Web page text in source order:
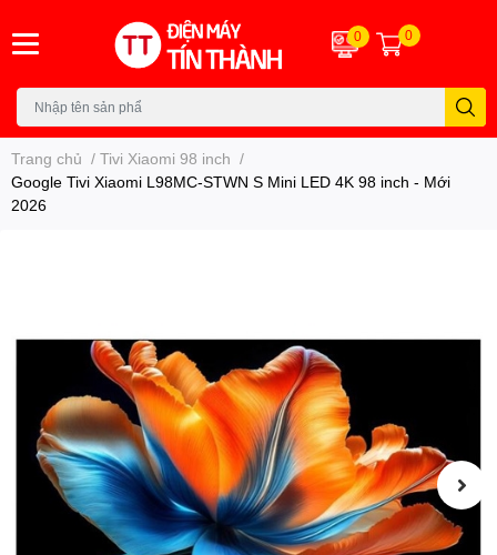
0 0
Trang chủ / Tivi Xiaomi 98 inch /
Google Tivi Xiaomi L98MC-STWN S Mini LED 4K 98 inch - Mới
2026